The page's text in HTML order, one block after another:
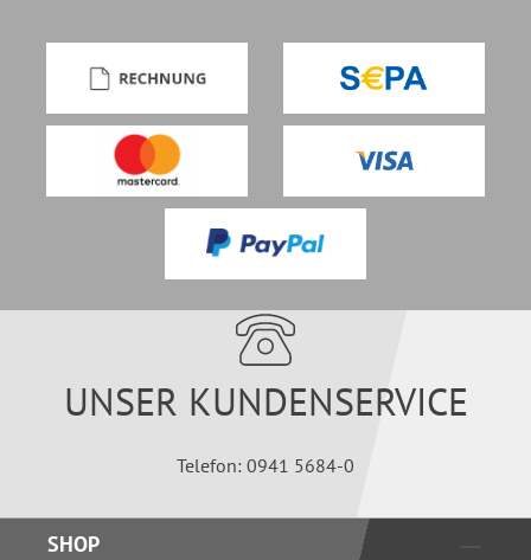
UNSER KUNDENSERVICE
Telefon: 0941 5684-0
SHOP